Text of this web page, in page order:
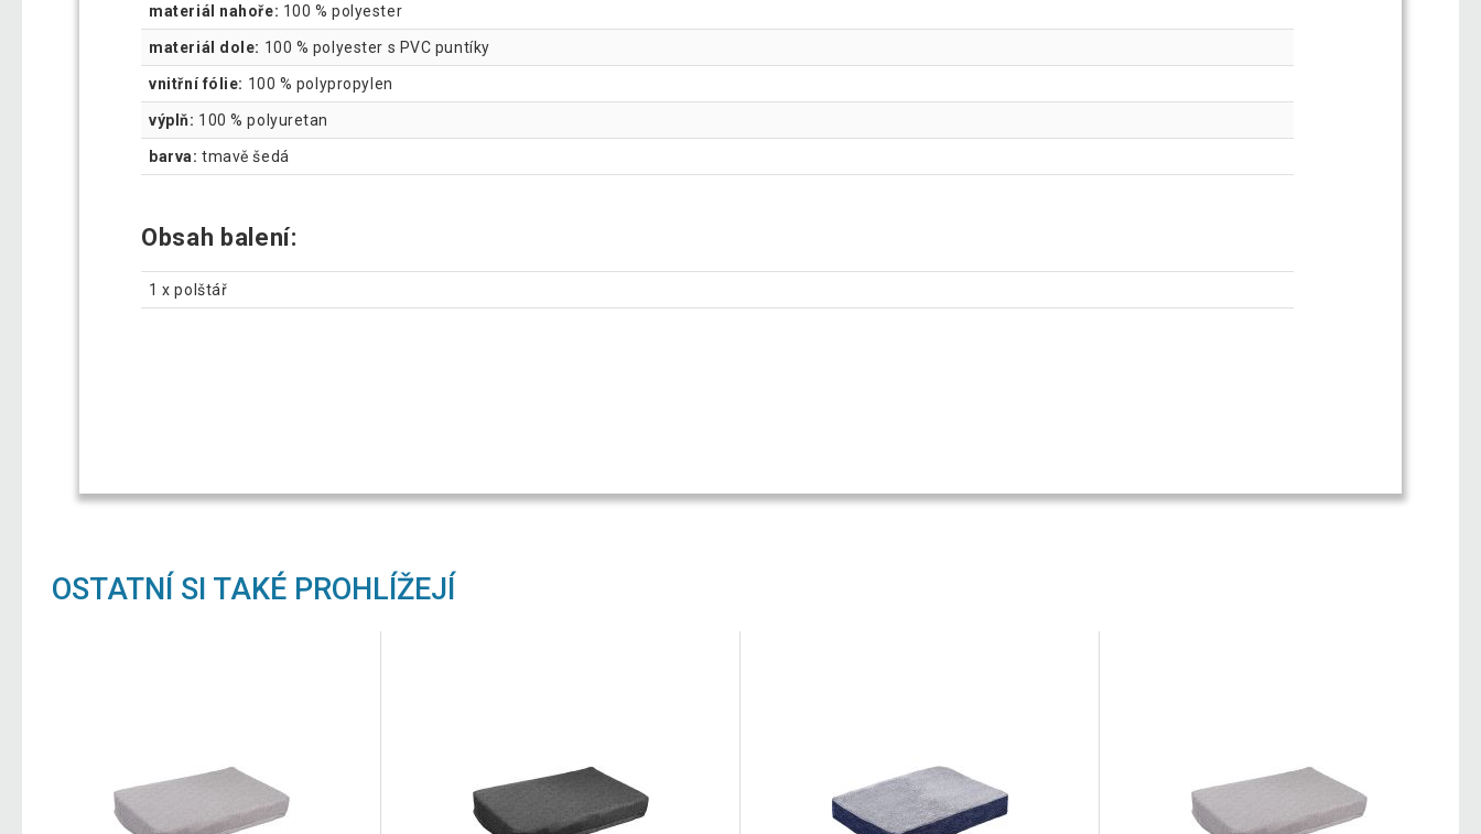
materiál nahoře: 100 % polyester
materiál dole: 100 % polyester s PVC puntíky
vnitřní fólie: 100 % polypropylen
výplň: 100 % polyuretan
barva: tmavě šedá
Obsah balení:
1 x polštář
OSTATNÍ SI TAKÉ PROHLÍŽEJÍ